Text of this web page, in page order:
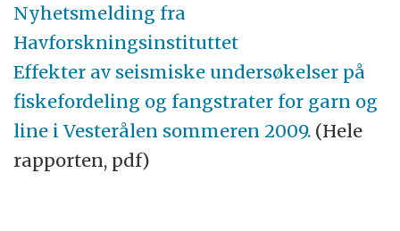
Nyhetsmelding fra
Havforskningsinstituttet
Effekter av seismiske undersøkelser på
fiskefordeling og fangstrater for garn og
line i Vesterålen sommeren 2009. (Hele
rapporten, pdf)